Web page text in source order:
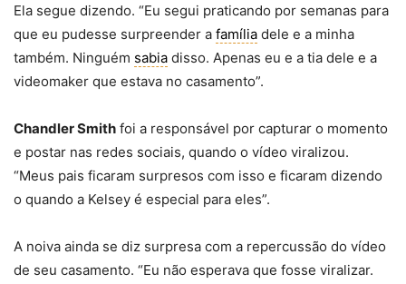
Ela segue dizendo. “Eu segui praticando por semanas para
que eu pudesse surpreender a família dele e a minha
também. Ninguém sabia disso. Apenas eu e a tia dele e a
videomaker que estava no casamento”.
Chandler Smith foi a responsável por capturar o momento
e postar nas redes sociais, quando o vídeo viralizou.
“Meus pais ficaram surpresos com isso e ficaram dizendo
o quando a Kelsey é especial para eles”.
A noiva ainda se diz surpresa com a repercussão do vídeo
de seu casamento. “Eu não esperava que fosse viralizar.